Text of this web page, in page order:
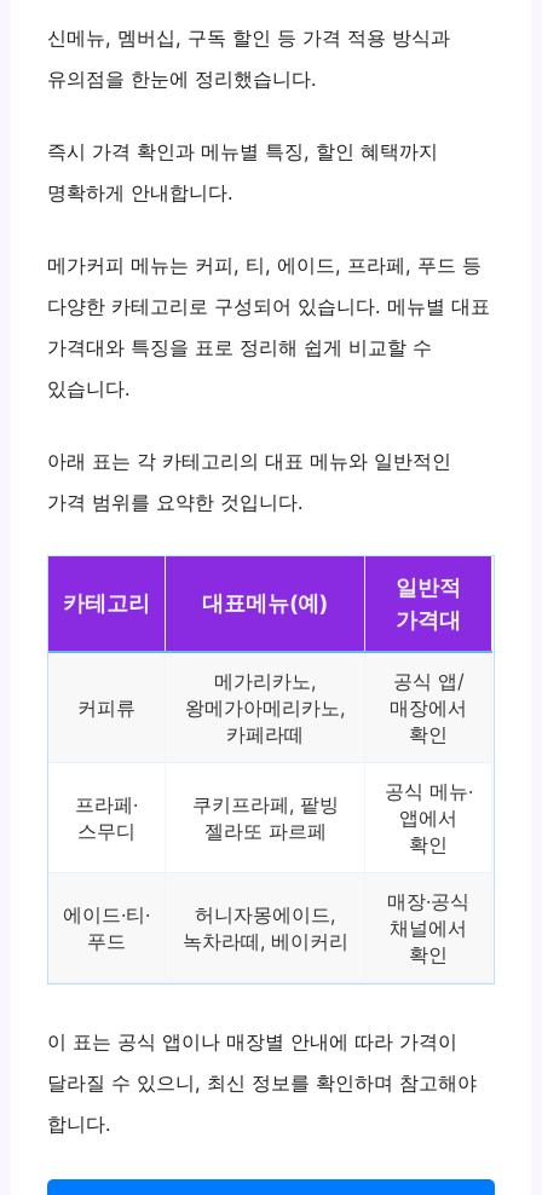
신메뉴, 멤버십, 구독 할인 등 가격 적용 방식과
유의점을 한눈에 정리했습니다.
즉시 가격 확인과 메뉴별 특징, 할인 혜택까지
명확하게 안내합니다.
메가커피 메뉴는 커피, 티, 에이드, 프라페, 푸드 등
다양한 카테고리로 구성되어 있습니다. 메뉴별 대표
가격대와 특징을 표로 정리해 쉽게 비교할 수
있습니다.
아래 표는 각 카테고리의 대표 메뉴와 일반적인
가격 범위를 요약한 것입니다.
카테고리 대표메뉴(예)
일반적
가격대
커피류
메가리카노,
왕메가아메리카노,
카페라떼
공식 앱/
매장에서
확인
프라페·
스무디
쿠키프라페, 팥빙
젤라또 파르페
공식 메뉴·
앱에서
확인
에이드·티·
푸드
허니자몽에이드,
녹차라떼, 베이커리
매장·공식
채널에서
확인
이 표는 공식 앱이나 매장별 안내에 따라 가격이
달라질 수 있으니, 최신 정보를 확인하며 참고해야
합니다.